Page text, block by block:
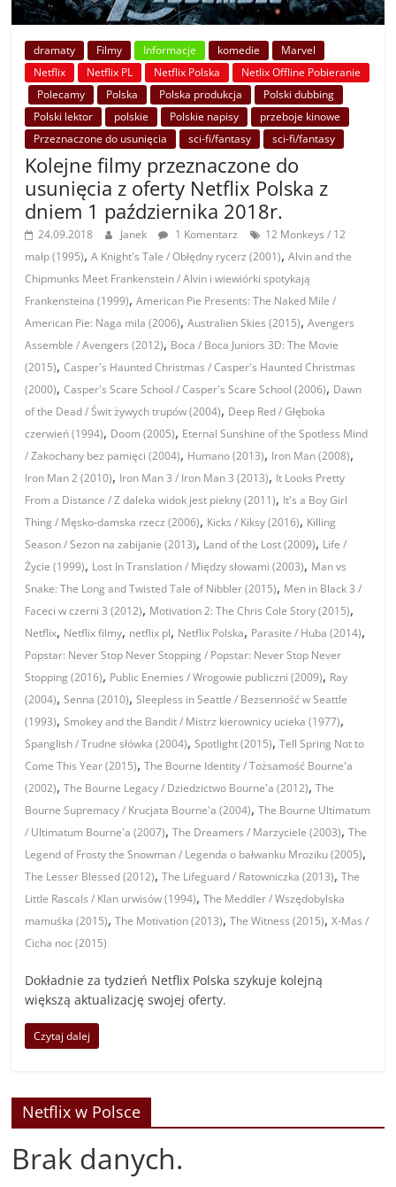
dramaty Filmy Informacje komedie
Marvel
Netflix
Netflix PL Netflix Polska
Netlix Offline Pobieranie
Polecamy
Polska Polska produkcja
Polski dubbing
Polski lektor
polskie Polskie napisy
przeboje kinowe
Przeznaczone do usunięcia
sci-fi/fantasy sci-fi/fantasy
Kolejne filmy przeznaczone do
usunięcia z oferty Netflix Polska z
dniem 1 października 2018r.
24.09.2018 Janek 1 Komentarz
12 Monkeys / 12
małp (1995),A Knight's Tale / Obłędny rycerz (2001),Alvin and the
Chipmunks Meet Frankenstein / Alvin i wiewiórki spotykają
Frankensteina (1999),American Pie Presents: The Naked Mile /
American Pie: Naga mila (2006),Australien Skies (2015),Avengers
Assemble / Avengers (2012), Boca / Boca Juniors 3D: The Movie
(2015),Casper's Haunted Christmas / Casper's Haunted Christmas
(2000),Casper's Scare School / Casper's Scare School (2006), Dawn
of the Dead / Świt żywych trupów (2004), Deep Red / Głęboka
czerwień (1994), Doom (2005), Eternal Sunshine of the Spotless Mind
/ Zakochany bez pamięci (2004), Humano (2013), Iron Man (2008),
Iron Man 2 (2010), Iron Man 3 / Iron Man 3 (2013), It Looks Pretty
From a Distance / Z daleka widok jest piekny (2011), It's a Boy Girl
Thing / Męsko-damska rzecz (2006), Kicks / Kiksy (2016), Killing
Season / Sezon na zabijanie (2013), Land of the Lost (2009), Life /
Życie (1999), Lost In Translation / Między słowami (2003), Man vs
Snake: The Long and Twisted Tale of Nibbler (2015), Men in Black 3 /
Faceci w czerni 3 (2012), Motivation 2: The Chris Cole Story (2015),
Netflix, Netflix filmy, netflix pl, Netflix Polska, Parasite / Huba (2014),
Popstar: Never Stop Never Stopping / Popstar: Never Stop Never
Stopping (2016), Public Enemies / Wrogowie publiczni (2009), Ray
(2004),Senna (2010),Sleepless in Seattle / Bezsenność w Seattle
(1993),Smokey and the Bandit / Mistrz kierownicy ucieka (1977),
Spanglish / Trudne słówka (2004),Spotlight (2015),Tell Spring Not to
Come This Year (2015),The Bourne Identity / Tożsamość Bourne'a
(2002),The Bourne Legacy / Dziedzictwo Bourne'a (2012),The
Bourne Supremacy / Krucjata Bourne'a (2004),The Bourne Ultimatum
/ Ultimatum Bourne'a (2007),The Dreamers / Marzyciele (2003),The
Legend of Frosty the Snowman / Legenda o bałwanku Mroziku (2005),
The Lesser Blessed (2012),The Lifeguard / Ratowniczka (2013),The
Little Rascals / Klan urwisów (1994),The Meddler / Wszędobylska
mamuśka (2015),The Motivation (2013),The Witness (2015),X-Mas /
Cicha noc (2015)
Dokładnie za tydzień Netflix Polska szykuje kolejną
większą aktualizację swojej oferty.
Czytaj dalej
Netflix w Polsce
Brak danych.